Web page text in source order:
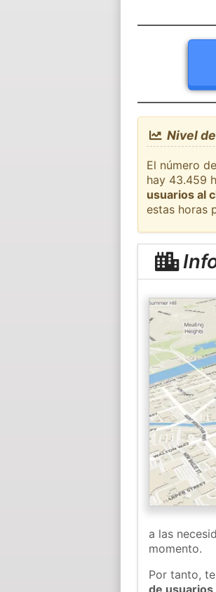
Nivel
El número
hay 43.459
usuarios al
estas horas
a las
momento.
Por tanto,
de